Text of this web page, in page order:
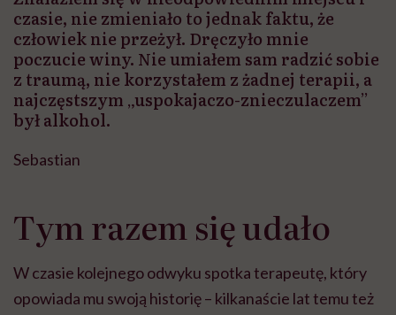
czasie, nie zmieniało to jednak faktu, że
człowiek nie przeżył. Dręczyło mnie
poczucie winy. Nie umiałem sam radzić sobie
z traumą, nie korzystałem z żadnej terapii, a
najczęstszym „uspokajaczo-znieczulaczem”
był alkohol.
Sebastian
Tym razem się udało
W czasie kolejnego odwyku spotka terapeutę, który
opowiada mu swoją historię – kilkanaście lat temu też